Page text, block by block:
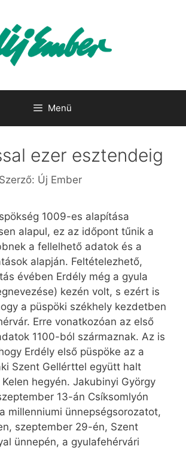
Menü
ezer esztendeig
Szerző: Új Ember
1009-es alapítása
alapul, ez az időpont tűnik a
a fellelhető adatok és a
alapján. Feltételezhető,
évében Erdély még a gyula
kezén volt, s ezért is
a püspöki székhely kezdetben
Erre vonatkozóan az első
1100-ból származnak. Az is
Erdély első püspöke az a
Szent Gellérttel együtt halt
hegyén. Jakubinyi György
13-án Csíksomlyón
millenniumi ünnepségsorozatot,
szeptember 29-én, Szent
ünnepén, a gyulafehérvári